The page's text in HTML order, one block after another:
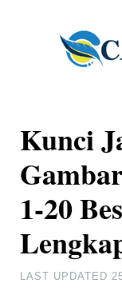
Kunci
1-20
LAST UPDATED